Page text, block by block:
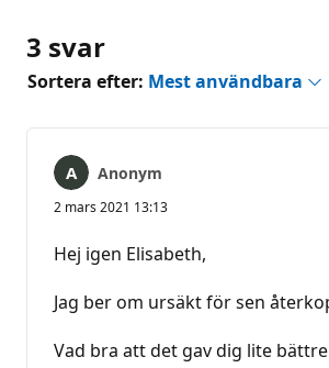
3 svar
Sortera efter: Mest användbara
Anonym
2 mars 2021 13:13
Hej igen Elisabeth,
Jag ber om ursäkt för sen
Vad bra att det gav dig lite